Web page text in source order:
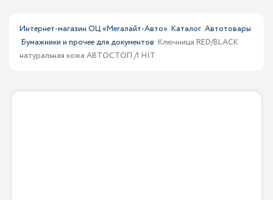
Интернет-магазин ОЦ «Мегалайт-Авто» Каталог Автотовары
Бумажники и прочее для документов Ключница RED/BLACK
натуральная кожа АВТОСТОП /1 HIT